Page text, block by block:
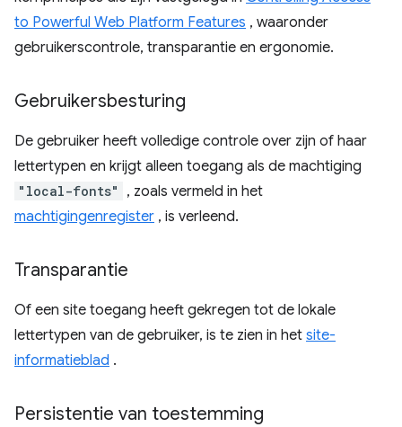
to Powerful Web Platform Features , waaronder
gebruikerscontrole, transparantie en ergonomie.
Gebruikersbesturing
De gebruiker heeft volledige controle over zijn of haar
lettertypen en krijgt alleen toegang als de machtiging
"local-fonts"
, zoals vermeld in het
machtigingenregister , is verleend.
Transparantie
Of een site toegang heeft gekregen tot de lokale
lettertypen van de gebruiker, is te zien in het site-
informatieblad .
Persistentie van toestemming